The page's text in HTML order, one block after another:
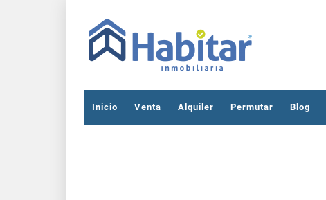
Inicio Venta Alquiler Permutar Blog